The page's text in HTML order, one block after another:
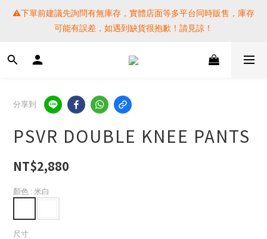
⚠️下單前建議先詢問有無庫存，實體店面等多平台同時販售，庫存
可能有誤差，如遇到缺貨很抱歉！請見諒！
⚠️下單前建議先詢問有無庫存，實體店面等多平台同時販售，庫存
可能有誤差，如遇到缺貨很抱歉！請見諒！
SF EXPRESS WORLD SHIPPING
提醒各位⚠️下單後寄出，請務必在時間內完成取貨才是乖寶寶呦~
如未取貨必須支付運費! 謝謝
⚠️下單前建議先詢問有無庫存，實體店面等多平台同時販售，庫存
分享到
PSVR DOUBLE KNEE PANTS
NT$2,880
顏色 : 米白
尺寸